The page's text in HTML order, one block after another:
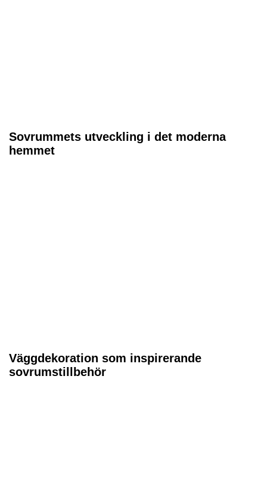
Sovrummets utveckling i det moderna
hemmet
Väggdekoration som inspirerande
sovrumstillbehör